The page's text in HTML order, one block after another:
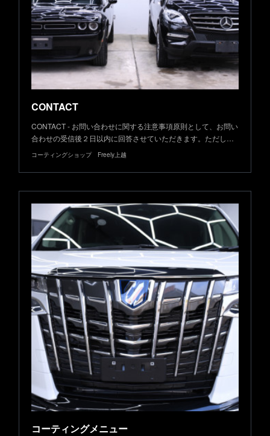
CONTACT
CONTACT - お問い合わせに関する注意事項原則として、お問い
合わせの受信後２日以内に回答させていただきます。ただし…
コーティングショップ Freely上越
コーティングメニュー